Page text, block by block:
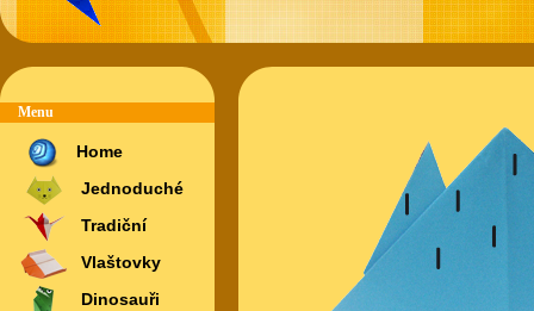
Menu
Home
Jednoduché
Tradiční
Vlaštovky
Dinosauři